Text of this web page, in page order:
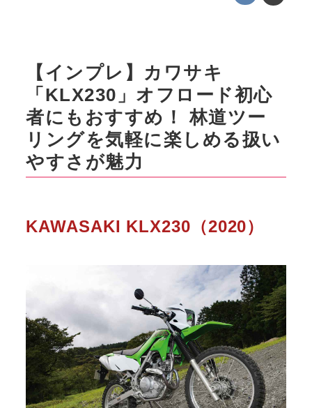
【インプレ】カワサキ
「KLX230」オフロード初心
者にもおすすめ！ 林道ツー
リングを気軽に楽しめる扱い
やすさが魅力
KAWASAKI KLX230（2020）